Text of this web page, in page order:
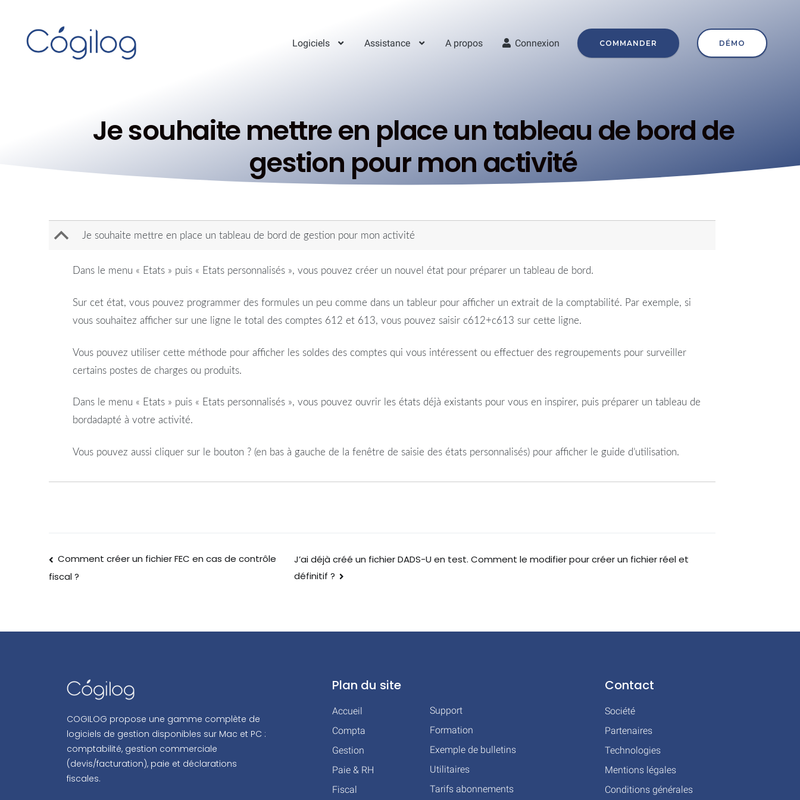
Logiciels Assistance A propos Connexion COMMANDER DÉMO
Je souhaite mettre en place un tableau de bord de
gestion pour mon activité
B Je souhaite mettre en place un tableau de bord de gestion pour mon activité
Dans le menu « Etats » puis « Etats personnalisés », vous pouvez créer un nouvel état pour préparer un tableau de bord.
Sur cet état, vous pouvez programmer des formules un peu comme dans un tableur pour afficher un extrait de la comptabilité. Par exemple, si
vous souhaitez afficher sur une ligne le total des comptes 612 et 613, vous pouvez saisir c612+c613 sur cette ligne.
Vous pouvez utiliser cette méthode pour afficher les soldes des comptes qui vous intéressent ou effectuer des regroupements pour surveiller
certains postes de charges ou produits.
Dans le menu « Etats » puis « Etats personnalisés », vous pouvez ouvrir les états déjà existants pour vous en inspirer, puis préparer un tableau de
bordadapté à votre activité.
Vous pouvez aussi cliquer sur le bouton ? (en bas à gauche de la fenêtre de saisie des états personnalisés) pour afficher le guide d’utilisation.
Comment créer un fichier FEC en cas de contrôle
fiscal ?
J’ai déjà créé un fichier DADS-U en test. Comment le modifier pour créer un fichier réel et
définitif ?
COGILOG propose une gamme complète de
logiciels de gestion disponibles sur Mac et PC :
comptabilité, gestion commerciale
(devis/facturation), paie et déclarations
fiscales.
Plan du site
Accueil
Compta
Gestion
Paie & RH
Fiscal
Support
Formation
Exemple de bulletins
Utilitaires
Tarifs abonnements
Contact
Société
Partenaires
Technologies
Mentions légales
Conditions générales